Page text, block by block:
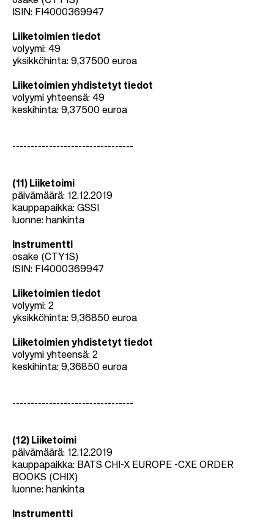
ISIN: FI4000369947
Liiketoimien tiedot
volyymi: 49
yksikköhinta: 9,37500 euroa
Liiketoimien yhdistetyt tiedot
volyymi yhteensä: 49
keskihinta: 9,37500 euroa
---------------------------------
(11) Liiketoimi
päivämäärä: 12.12.2019
kauppapaikka: GSSI
luonne: hankinta
Instrumentti
osake (CTY1S)
ISIN: FI4000369947
Liiketoimien tiedot
volyymi: 2
yksikköhinta: 9,36850 euroa
Liiketoimien yhdistetyt tiedot
volyymi yhteensä: 2
keskihinta: 9,36850 euroa
---------------------------------
(12) Liiketoimi
päivämäärä: 12.12.2019
kauppapaikka: BATS CHI-X EUROPE -CXE ORDER
BOOKS (CHIX)
luonne: hankinta
Instrumentti